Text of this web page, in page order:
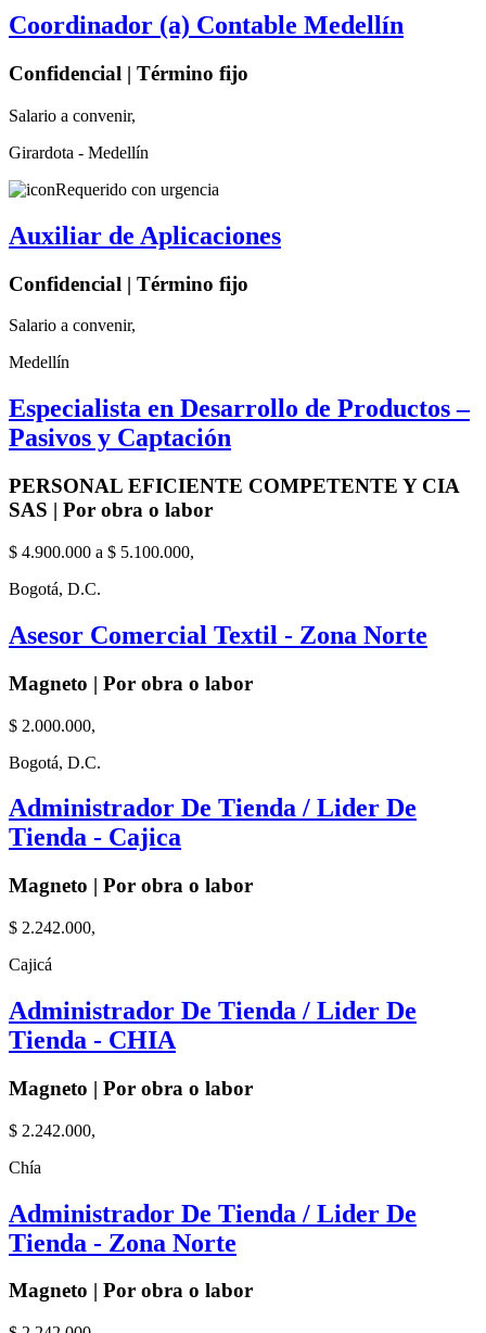
Coordinador (a) Contable Medellín
Confidencial | Término fijo
Salario a convenir,
Girardota - Medellín
Requerido con urgencia
Auxiliar de Aplicaciones
Confidencial | Término fijo
Salario a convenir,
Medellín
Especialista en Desarrollo de Productos –
Pasivos y Captación
PERSONAL EFICIENTE COMPETENTE Y CIA
SAS | Por obra o labor
$ 4.900.000 a $ 5.100.000,
Bogotá, D.C.
Asesor Comercial Textil - Zona Norte
Magneto | Por obra o labor
$ 2.000.000,
Bogotá, D.C.
Administrador De Tienda / Lider De
Tienda - Cajica
Magneto | Por obra o labor
$ 2.242.000,
Cajicá
Administrador De Tienda / Lider De
Tienda - CHIA
Magneto | Por obra o labor
$ 2.242.000,
Chía
Administrador De Tienda / Lider De
Tienda - Zona Norte
Magneto | Por obra o labor